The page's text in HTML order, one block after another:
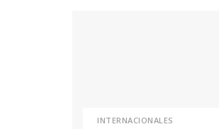
INTERNACIONALES